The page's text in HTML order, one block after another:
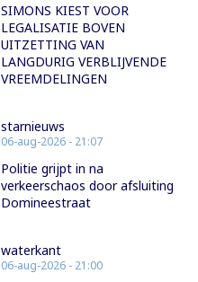
SIMONS KIEST VOOR
LEGALISATIE BOVEN
UITZETTING VAN
LANGDURIG VERBLIJVENDE
VREEMDELINGEN
starnieuws
06-aug-2026 - 21:07
Politie grijpt in na
verkeerschaos door afsluiting
Domineestraat
waterkant
06-aug-2026 - 21:00